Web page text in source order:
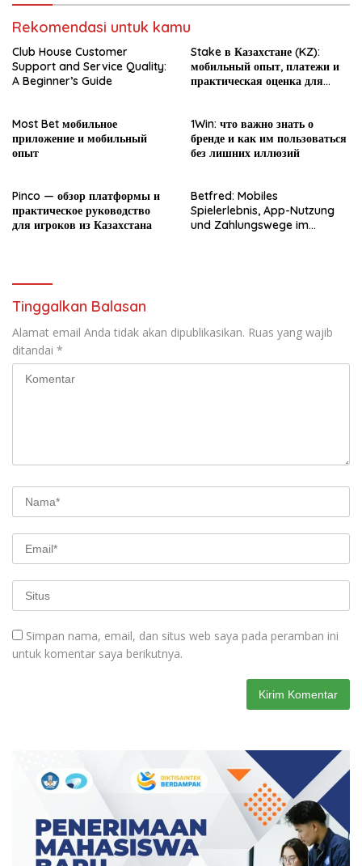
Rekomendasi untuk kamu
Club House Customer
Support and Service Quality:
A Beginner’s Guide
Stake в Казахстане (KZ):
мобильный опыт, платежи и
практическая оценка для
Most Bet мобильное
приложение и мобильный
опыт
1Win: что важно знать о
бренде и как им пользоваться
без лишних иллюзий
Pinco — обзор платформы и
практическое руководство
для игроков из Казахстана
Betfred: Mobiles
Spielerlebnis, App-Nutzung
und Zahlungswege im
Tinggalkan Balasan
Alamat email Anda tidak akan dipublikasikan. Ruas yang wajib
ditandai *
Simpan nama, email, dan situs web saya pada peramban ini
untuk komentar saya berikutnya.